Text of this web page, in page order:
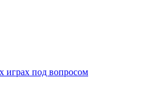
играх под вопросом